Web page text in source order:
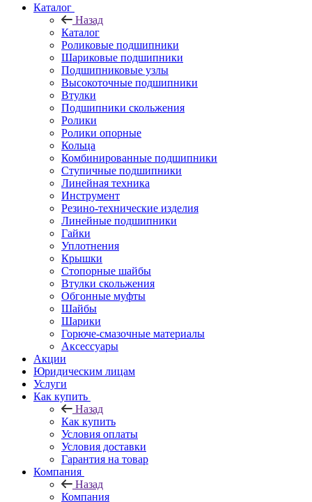
Каталог
Назад
Каталог
Роликовые подшипники
Шариковые подшипники
Подшипниковые узлы
Высокоточные подшипники
Втулки
Подшипники скольжения
Ролики
Ролики опорные
Кольца
Комбинированные подшипники
Ступичные подшипники
Линейная техника
Инструмент
Резино-технические изделия
Линейные подшипники
Гайки
Уплотнения
Крышки
Стопорные шайбы
Втулки скольжения
Обгонные муфты
Шайбы
Шарики
Горюче-смазочные материалы
Аксессуары
Акции
Юридическим лицам
Услуги
Как купить
Назад
Как купить
Условия оплаты
Условия доставки
Гарантия на товар
Компания
Назад
Компания